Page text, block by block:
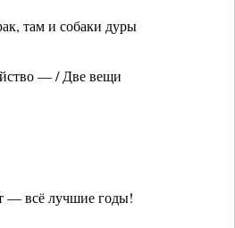
там и собаки дуры
— / Две вещи
— всё лучшие годы!